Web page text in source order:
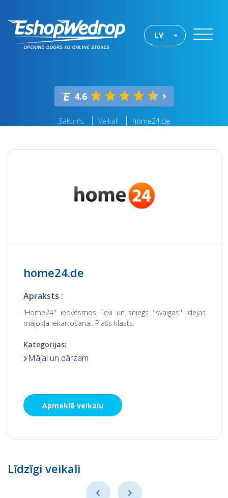
LV
4.6
Sākums Veikali home24.de
home24.de
Apraksts :
'Home24'' iedvesmos Tevi un sniegs ''svaigas'' idejas
mājokļa iekārtošanai. Plašs klāsts.
Kategorijas:
Mājai un dārzam
Apmeklē veikalu
Līdzīgi veikali